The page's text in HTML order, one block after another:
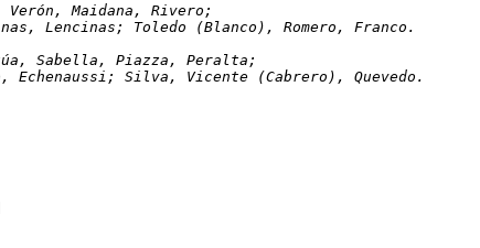
Verón, Maidana, Rivero;
Lencinas; Toledo (Blanco), Romero, Franco.
Ostúa, Sabella, Piazza, Peralta;
Echenaussi; Silva, Vicente (Cabrero), Quevedo.